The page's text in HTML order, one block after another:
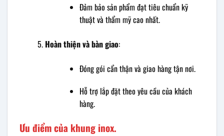
Đảm bảo sản phẩm đạt tiêu chuẩn kỹ
thuật và thẩm mỹ cao nhất.
Hoàn thiện và bàn giao:
Đóng gói cẩn thận và giao hàng tận nơi.
Hỗ trợ lắp đặt theo yêu cầu của khách
hàng.
Ưu điểm của khung inox.